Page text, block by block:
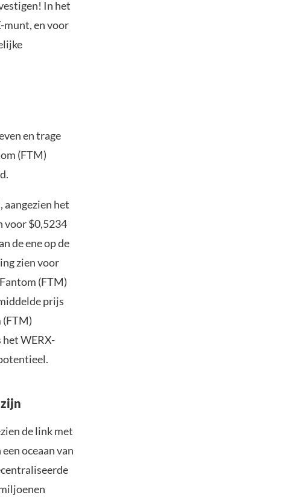
In het
munt, en voor
en trage
(FTM)
aangezien het
voor $0,5234
de ene op de
zien voor
(FTM)
prijs
(FTM)
WERX-
de link met
oceaan van